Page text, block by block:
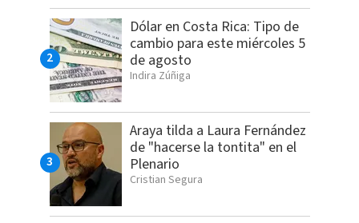
Dólar en Costa Rica: Tipo de
cambio para este miércoles 5
de agosto
Indira Zúñiga
Araya tilda a Laura Fernández
de "hacerse la tontita" en el
Plenario
Cristian Segura